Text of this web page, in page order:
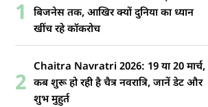
1
बिजनेस तक, आखिर क्यों दुनिया का ध्यान
खींच रहे कॉकरोच
2
Chaitra Navratri 2026: 19 या 20 मार्च,
कब शुरू हो रही है चैत्र नवरात्रि, जानें डेट और
शुभ मुहुर्त